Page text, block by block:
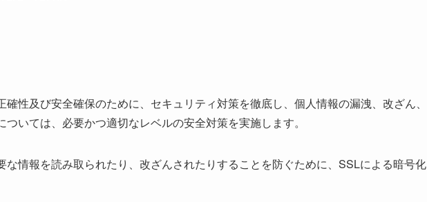
性及び安全確保のために、セキュリティ対策を徹底し、個人情報の漏洩、改ざん、
いては、必要かつ適切なレベルの安全対策を実施します。
な情報を読み取られたり、改ざんされたりすることを防ぐために、SSLによる暗号化